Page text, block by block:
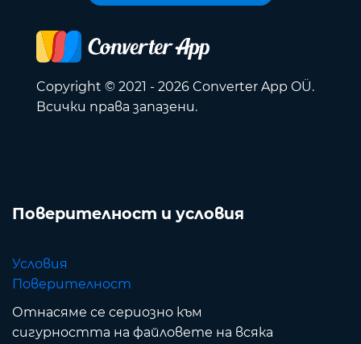
Copyright © 2021 - 2026 Converter App OÜ.
Всички права запазени.
Поверителност и условия
Условия
Поверителност
Отнасяме се сериозно към
сигурността на файловете на всяка